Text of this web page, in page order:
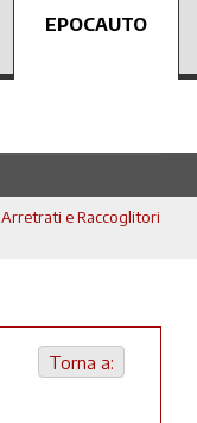
EPOCAUTO
Arretrati e Raccoglitori
Torna a: